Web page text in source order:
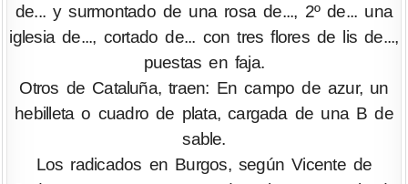
de... y surmontado de una rosa de..., 2º de... una
iglesia de..., cortado de... con tres flores de lis de...,
puestas en faja.
Otros de Cataluña, traen: En campo de azur, un
hebilleta o cuadro de plata, cargada de una B de
sable.
Los radicados en Burgos, según Vicente de